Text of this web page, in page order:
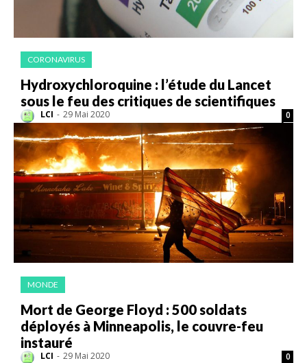
CORONAVIRUS
Hydroxychloroquine : l’étude du Lancet
sous le feu des critiques de scientifiques
LCI - 29 Mai 2020 0
MONDE
Mort de George Floyd : 500 soldats
déployés à Minneapolis, le couvre-feu
instauré
LCI - 29 Mai 2020 0